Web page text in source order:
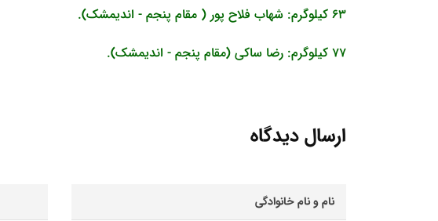
63 کیلوگرم: شهاب فلاح پور ( مقام پنجم - اندیمشک).
77 کیلوگرم: رضا ساکی (مقام پنجم - اندیمشک).
ارسال دیدگاه